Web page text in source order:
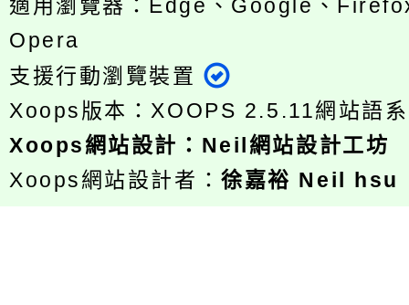
適用瀏覽器：Edge、Google、
Opera
支援行動瀏覽裝置
Xoops版本：XOOPS 2.5.11網站語
Xoops網站設計 ： Neil網站設計工坊
Xoops網站設計者：徐嘉裕 Neil hsu